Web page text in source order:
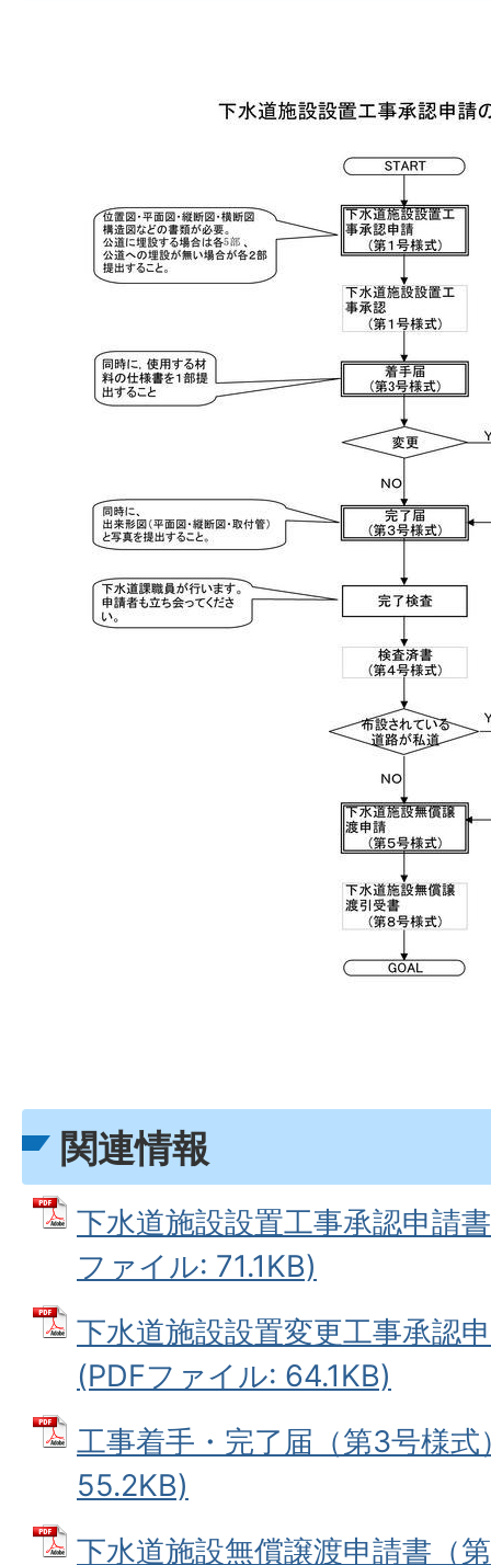
関連情報
下水道施設設置工事承認申請
ファイル: 71.1KB)
下水道施設設置変更工事承認
(PDFファイル: 64.1KB)
工事着手・完了届（第3号様
55.2KB)
下水道施設無償譲渡申請書（